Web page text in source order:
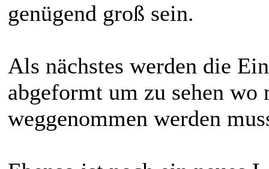
genügend groß sein.
Als nächstes werden die
abgeformt um zu sehen
weggenommen werden